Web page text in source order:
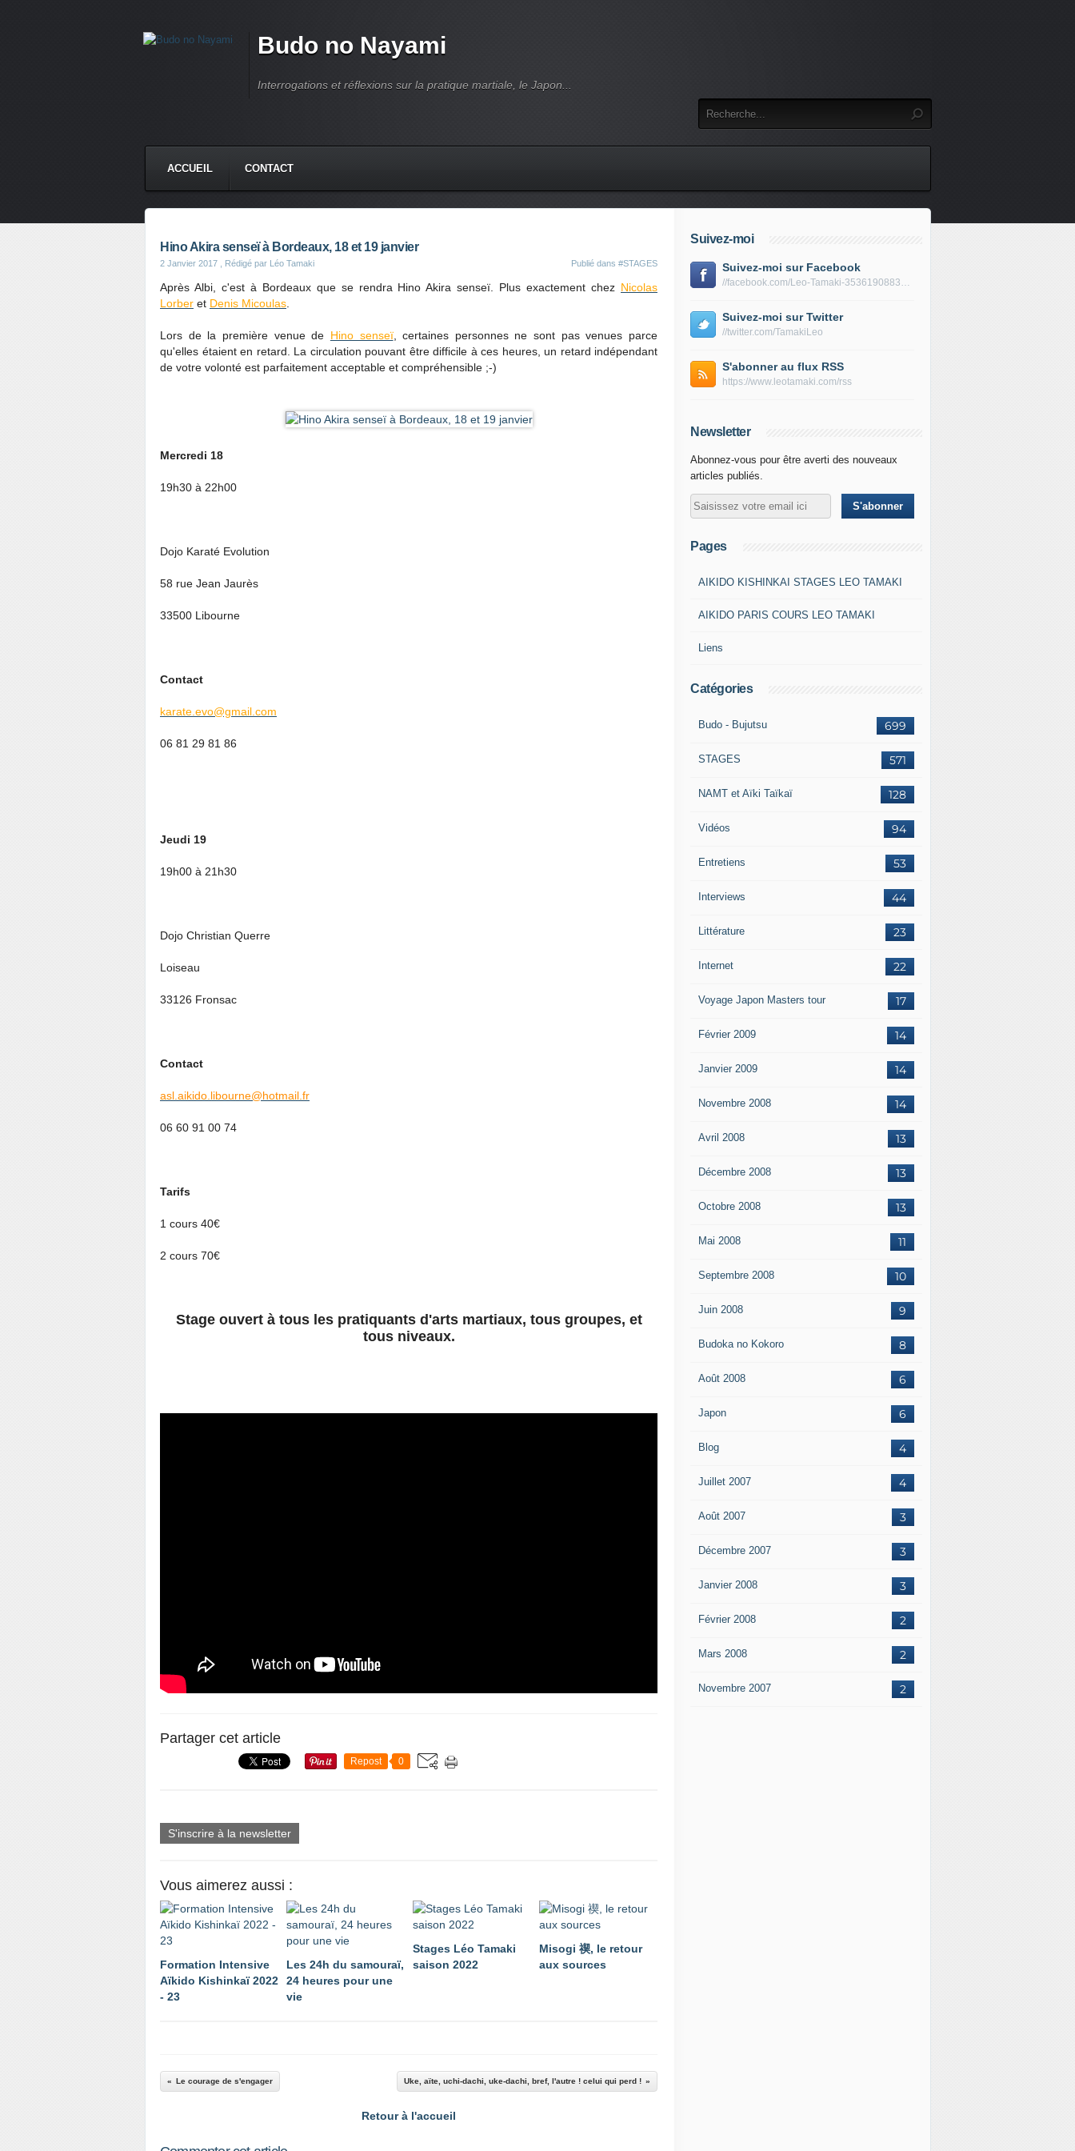
Budo no Nayami
Interrogations et réflexions sur la pratique martiale, le Japon...
ACCUEIL CONTACT
Hino Akira senseï à Bordeaux, 18 et 19 janvier
2 Janvier 2017 , Rédigé par Léo Tamaki Publié dans #STAGES
Après Albi, c'est à Bordeaux que se rendra Hino Akira senseï. Plus exactement chez Nicolas
Lorber et Denis Micoulas
Lors de la première venue de Hino senseï, certaines personnes ne sont pas venues parce
qu'elles étaient en retard. La circulation pouvant être difficile à ces heures, un retard indépendant
de votre volonté est parfaitement acceptable et compréhensible ;-)
Mercredi 18
19h30 à 22h00
Dojo Karaté Evolution
58 rue Jean Jaurès
33500 Libourne
Contact
karate.evo@gmail.com
06 81 29 81 86
Jeudi 19
19h00 à 21 h30
Dojo Christian Querre
Loiseau
33126 Fronsac
Contact
asl.aikido.libourne@hotmail.fr
06 60 91 00 74
Tarifs
1 cours 40€
2 cours 70€
Stage ouvert à tous les pratiquants d'arts martiaux, tous groupes, et
tous niveaux.
Partager cet article
Repost 0
S'inscrire à la newsletter
Vous aimerez aussi :
Formation Intensive
Aïkido Kishinkaï 2022
- 23
Les 24h du samouraï,
24 heures pour une
vie
Stages Léo Tamaki
saison 2022
Misogi 禊, le retour
aux sources
Le courage de s'engager Uke, aïte, uchi-dachi, uke-dachi, bref, l'autre ! celui qui perd !
Retour à l'accueil
Suivez-moi
Suivez-moi sur Facebook
//facebook.com/Leo-Tamaki-353619088319688/
Suivez-moi sur Twitter
//twitter.com/TamakiLeo
S'abonner au flux RSS
https://www.leotamaki.com/rss
Newsletter
Abonnez-vous pour être averti des nouveaux
articles publiés.
Pages
AIKIDO KISHINKAI STAGES LEO TAMAKI
AIKIDO PARIS COURS LEO TAMAKI
Liens
Catégories
699
Budo - Bujutsu
571
STAGES
128
NAMT et Aïki Taïkaï
94
Vidéos
53
Entretiens
44
Interviews
23
Littérature
22
Internet
17
Voyage Japon Masters tour
14
Février 2009
14
Janvier 2009
14
Novembre 2008
13
Avril 2008
13
Décembre 2008
13
Octobre 2008
11
Mai 2008
10
Septembre 2008
9
Juin 2008
8
Budoka no Kokoro
6
Août 2008
6
Japon
4
Blog
4
Juillet 2007
3
Août 2007
3
Décembre 2007
3
Janvier 2008
2
Février 2008
2
Mars 2008
2
Novembre 2007